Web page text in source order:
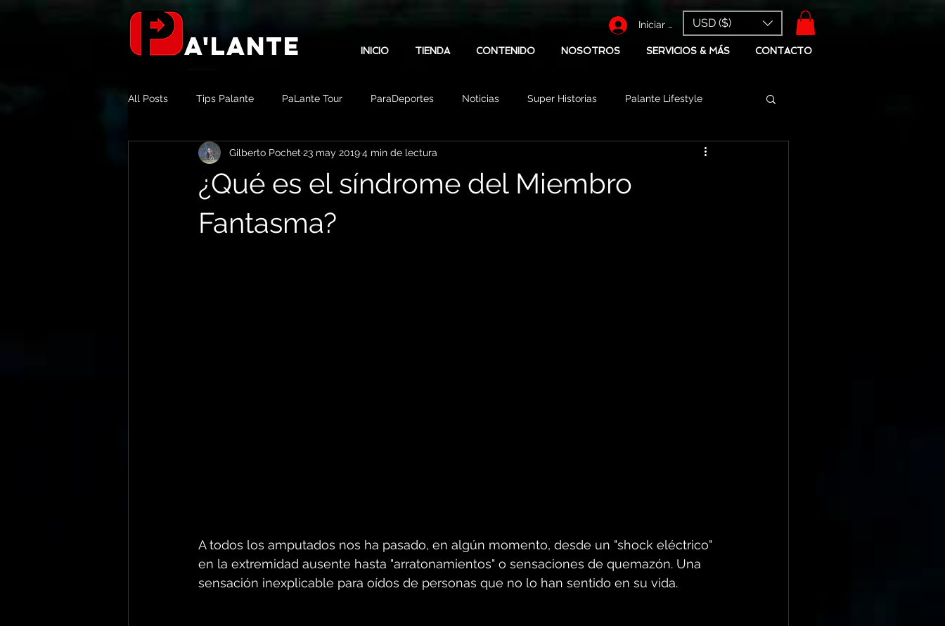
INICIO TIENDA CONTENIDO NOSOTROS SERVICIOS & MÁS CONTACTO
USD ($)
a'lante
Iniciar sesión
All Posts Tips Palante PaLante Tour ParaDeportes Noticias Super Historias Palante Lifestyle
Aliados & Patrocinadores Noticias Tips Lifestyle
¿Qué es el síndrome del Miembro
Fantasma?
Gilberto Pochet 23 may 20194 min de lectura
A todos los amputados nos ha pasado, en algún momento, desde un "shock eléctrico"
en la extremidad ausente hasta "arratonamientos" o sensaciones de quemazón. Una
sensación inexplicable para oídos de personas que no lo han sentido en su vida.